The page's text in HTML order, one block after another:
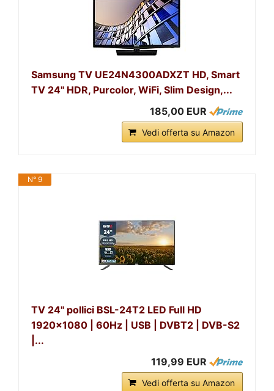
Samsung TV UE24N4300ADXZT HD, Smart
TV 24" HDR, Purcolor, WiFi, Slim Design,...
185,00 EUR
Vedi offerta su Amazon
N° 9
TV 24" pollici BSL-24T2 LED Full HD
1920x1080 | 60Hz | USB | DVBT2 | DVB-S2
|...
119,99 EUR
Vedi offerta su Amazon